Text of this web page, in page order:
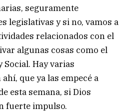
seguramente
legislativas y si no, vamos a
relacionados con el
algunas cosas como el
Social. Hay varias
que ya las empecé a
esta semana, si Dios
fuerte impulso.